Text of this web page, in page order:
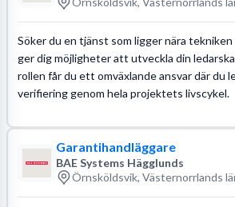
Söker du en tjänst som ligger nära
ger dig möjligheter att utveckla din
rollen får du ett omväxlande ansvar där du
verifiering genom hela projektets livscykel.
Garantihandläggare
BAE Systems Hägglunds
Örnsköldsvik, Västernorrlands